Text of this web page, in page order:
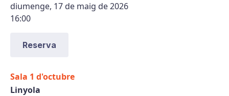
diumenge, 17 de maig de 2026
16:00
Reserva
Sala 1 d'octubre
Linyola